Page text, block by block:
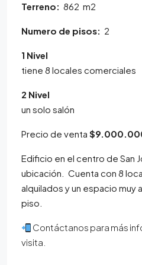
Terreno: 862 m2
Numero de pisos: 2
1 Nivel
tiene 8 locales comerciales
2 Nivel
un solo salón
Precio de venta
Edificio en el centro de San
ubicación. Cuenta con 8
alquilados y un espacio muy
piso.
Contáctanos para más
visita.